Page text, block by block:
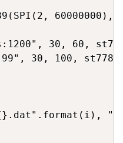
30, 60,
30, 100,